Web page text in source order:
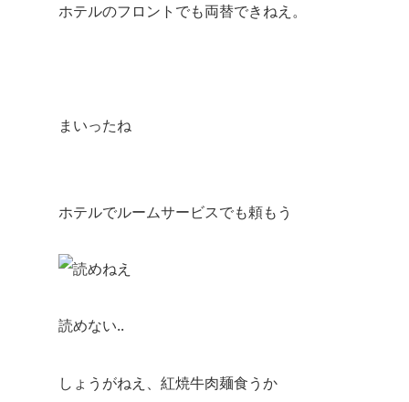
ホテルのフロントでも両替できねえ。
まいったね
ホテルでルームサービスでも頼もう
読めない..
しょうがねえ、紅焼牛肉麺食うか